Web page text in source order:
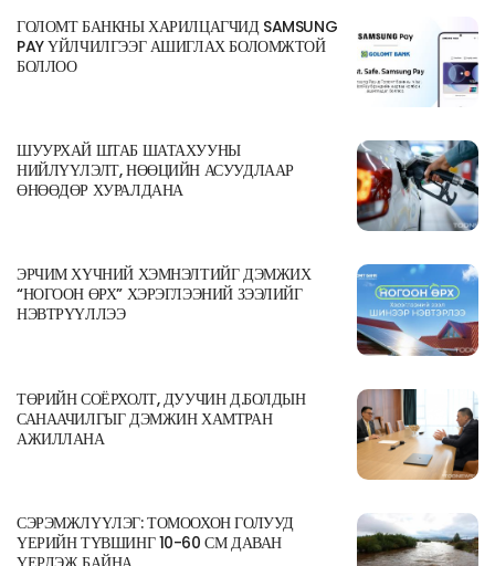
ГОЛОМТ БАНКНЫ ХАРИЛЦАГЧИД SAMSUNG
PAY ҮЙЛЧИЛГЭЭГ АШИГЛАХ БОЛОМЖТОЙ
БОЛЛОО
ШУУРХАЙ ШТАБ ШАТАХУУНЫ
НИЙЛҮҮЛЭЛТ, НӨӨЦИЙН АСУУДЛААР
ӨНӨӨДӨР ХУРАЛДАНА
ЭРЧИМ ХҮЧНИЙ ХЭМНЭЛТИЙГ ДЭМЖИХ
“НОГООН ӨРХ” ХЭРЭГЛЭЭНИЙ ЗЭЭЛИЙГ
НЭВТРҮҮЛЛЭЭ
ТӨРИЙН СОЁРХОЛТ, ДУУЧИН Д.БОЛДЫН
САНААЧИЛГЫГ ДЭМЖИН ХАМТРАН
АЖИЛЛАНА
СЭРЭМЖЛҮҮЛЭГ: ТОМООХОН ГОЛУУД
ҮЕРИЙН ТҮВШИНГ 10-60 СМ ДАВАН